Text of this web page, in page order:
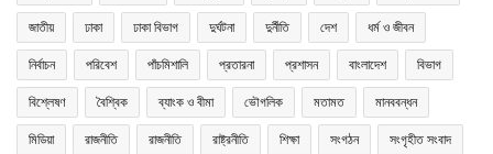
জাতীয় ঢাকা ঢাকা বিভাগ দুর্ঘটনা দুর্নীতি দেশ ধর্ম ও জীবন
নির্বাচন পরিবেশ পাঁচমিশালি প্রতারনা প্রশাসন বাংলাদেশ বিভাগ
বিশ্লেষণ বৈশ্বিক ব্যাংক ও বীমা ভৌগলিক মতামত মানববন্ধন
মিডিয়া রাজনীতি রাজনীতি রাষ্ট্রনীতি শিক্ষা সংগঠন সংগৃহীত সংবাদ